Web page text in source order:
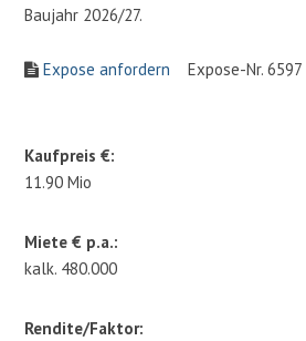
Baujahr 2026/27.
Expose anfordern Expose-Nr. 6597
Kaufpreis €:
11.90 Mio
Miete € p.a.:
kalk. 480.000
Rendite/Faktor: